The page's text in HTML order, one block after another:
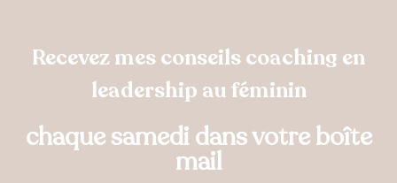
Recevez mes conseils coaching en
leadership au féminin
chaque samedi dans votre boîte
mail